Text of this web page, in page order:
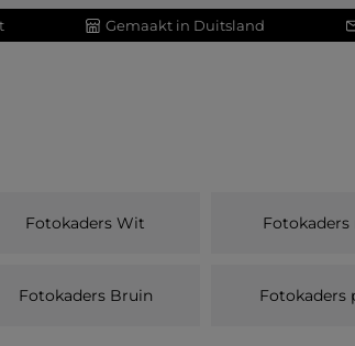
Gemaakt in Duitsland
Fotokaders Wit Fotokaders
Fotokaders Bruin Fotokaders